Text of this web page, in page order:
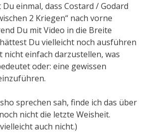
Du einmal, dass Costard / Godard
2 Kriegen“ nach vorne
Du mit Video in die Breite
Du vielleicht noch ausführen
nicht einfach darzustellen, was
oder: eine gewissen
sprechen sah, finde ich das über
nicht die letzte Weisheit.
auch nicht.)